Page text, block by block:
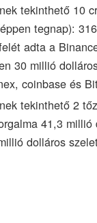
tekinthető 10
tegnap):
adta a
30 millió
coinbase és
tekinthető 2
41,3 millió
dolláros